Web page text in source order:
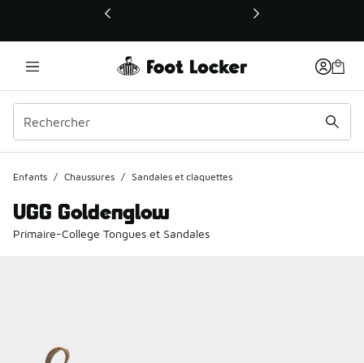
Ce lien ouvrira une nouvelle fenêtre
Enfants / Chaussures / Sandales et claquettes
UGG Goldenglow
Primaire-College Tongues et Sandales